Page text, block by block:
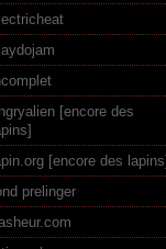
[encore des
[encore des
prelinger